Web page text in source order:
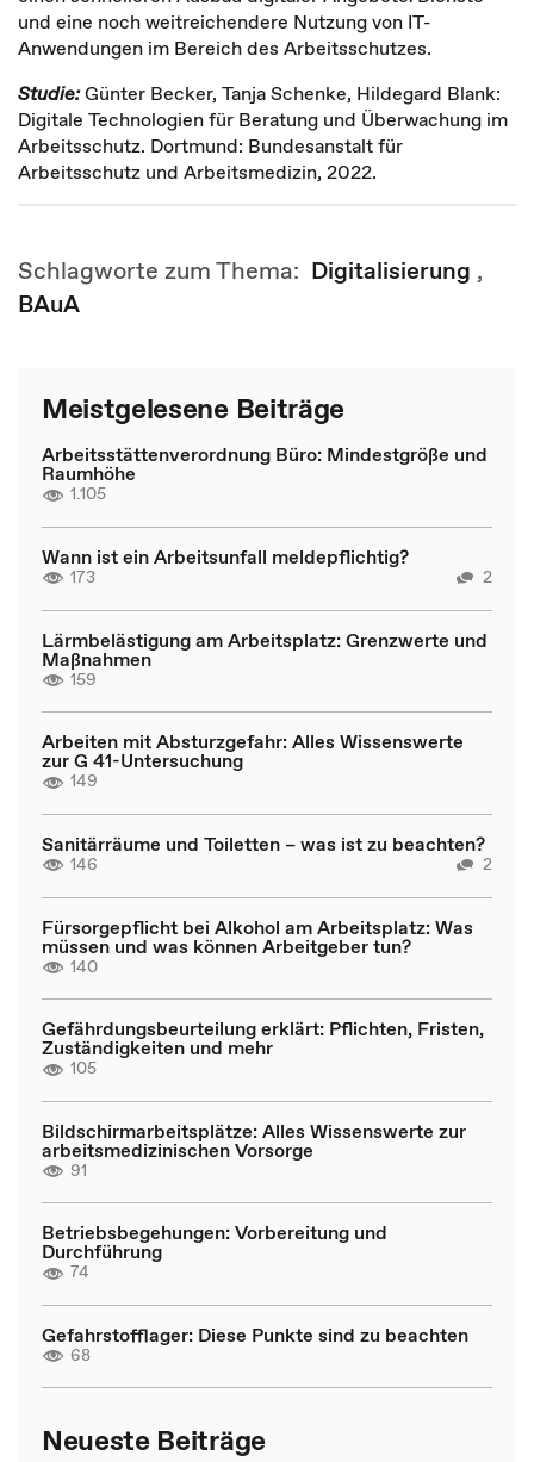
und eine noch weitreichendere Nutzung von IT-
Anwendungen im Bereich des Arbeitsschutzes.
Studie:Günter Becker, Tanja Schenke, Hildegard Blank:
Digitale Technologien für Beratung und Überwachung im
Arbeitsschutz. Dortmund: Bundesanstalt für
Arbeitsschutz und Arbeitsmedizin, 2022.
Schlagworte zum Thema: Digitalisierung ,
BAuA
Meistgelesene Beiträge
Arbeitsstättenverordnung Büro: Mindestgröße und
Raumhöhe
1.105
Wann ist ein Arbeitsunfall meldepflichtig?
173 2
Lärmbelästigung am Arbeitsplatz: Grenzwerte und
Maßnahmen
159
Arbeiten mit Absturzgefahr: Alles Wissenswerte
zur G 41-Untersuchung
149
Sanitärräume und Toiletten – was ist zu beachten?
146 2
Fürsorgepflicht bei Alkohol am Arbeitsplatz: Was
müssen und was können Arbeitgeber tun?
140
Gefährdungsbeurteilung erklärt: Pflichten, Fristen,
Zuständigkeiten und mehr
105
Bildschirmarbeitsplätze: Alles Wissenswerte zur
arbeitsmedizinischen Vorsorge
91
Betriebsbegehungen: Vorbereitung und
Durchführung
74
Gefahrstofflager: Diese Punkte sind zu beachten
68
Neueste Beiträge